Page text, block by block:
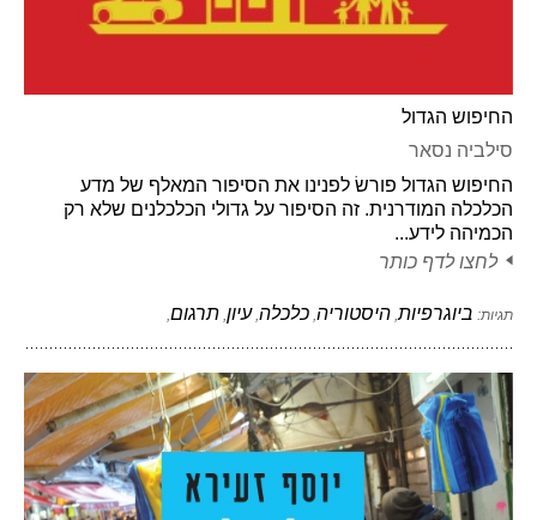
החיפוש הגדול
סילביה נסאר
החיפוש הגדול פורשׂ לפנינו את הסיפור המאלף של מדע
הכלכלה המודרנית. זה הסיפור על גדולי הכלכלנים שלא רק
הכמיהה לידע...
לחצו לדף כותר
תגיות: ביוגרפיות היסטוריה כלכלה ,עיון תרגום